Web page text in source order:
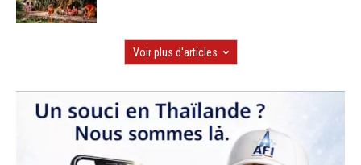
Voir plus d'articles